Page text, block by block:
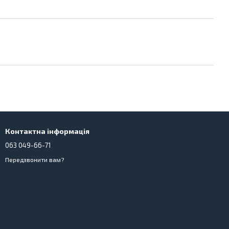
Контактна інформація
063 049-66-71
Передзвонити вам?